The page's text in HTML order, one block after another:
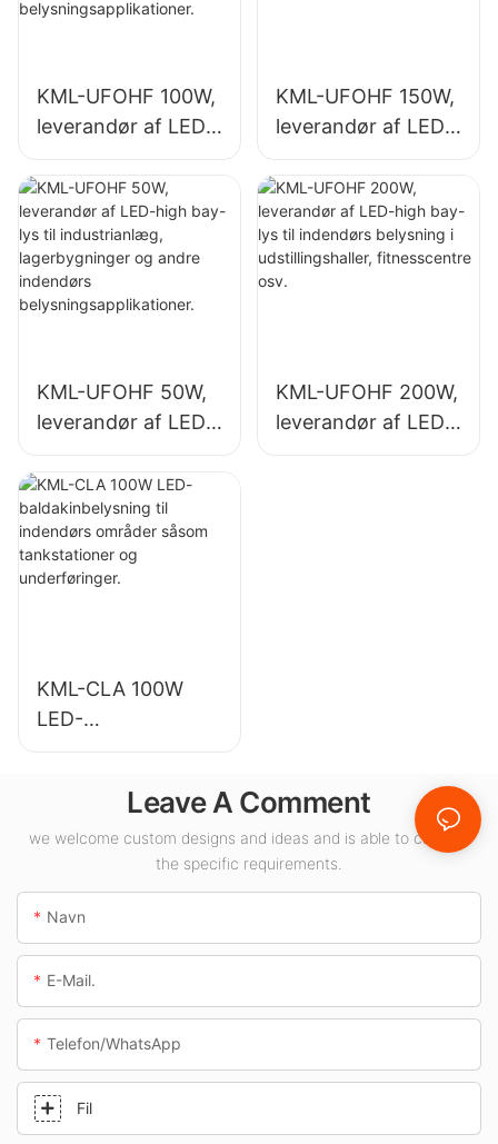
KML-UFOHF 100W,
leverandør af LED-
high bay-lys til
industrianlæg,
lagerbygninger og
andre indendørs
belysningsapplikati
oner.
KML-UFOHF 150W,
leverandør af LED-
high bay-lys til
indendørs
belysning i
industrianlæg,
fitnesscentre osv.
KML-UFOHF 50W,
leverandør af LED-
high bay-lys til
industrianlæg,
lagerbygninger og
andre indendørs
belysningsapplikati
KML-UFOHF 200W,
leverandør af LED-
high bay-lys til
KML-CLA 100W
LED-
baldakinbelysning
områder såsom
tankstationer og
underføringer.
Leave A Comment
we welcome custom designs and ideas and is able to cater to
the specific requirements.
Navn
E-Mail.
Telefon/whatsApp
Fil